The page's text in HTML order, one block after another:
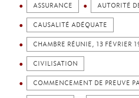
ASSURANCE AUTORITÉ
CAUSALITÉ ADÉQUATE
CHAMBRE RÉUNIE, 13 FÉVRIER
CIVILISATION
COMMENCEMENT DE PREUVE